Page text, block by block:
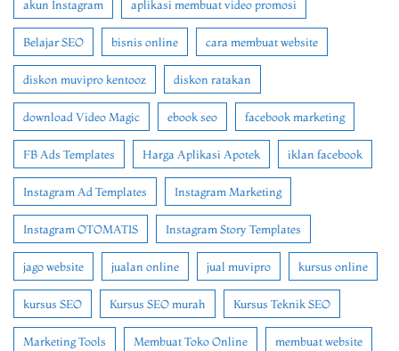
akun Instagram aplikasi membuat video promosi
Belajar SEO bisnis online cara membuat website
diskon muvipro kentooz diskon ratakan
download Video Magic ebook seo facebook marketing
FB Ads Templates Harga Aplikasi Apotek iklan facebook
Instagram Ad Templates Instagram Marketing
Instagram OTOMATIS Instagram Story Templates
jago website jualan online jual muvipro kursus online
kursus SEO Kursus SEO murah Kursus Teknik SEO
Marketing Tools Membuat Toko Online membuat website